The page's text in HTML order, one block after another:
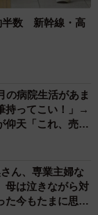
ム、お酒、ライ
。「あすかさん
半数 新幹線・高
病院生活があま
持ってこい！」→
仰天「これ、売れ
ん、専業主婦な
は泣きながら対
今もたまに思い